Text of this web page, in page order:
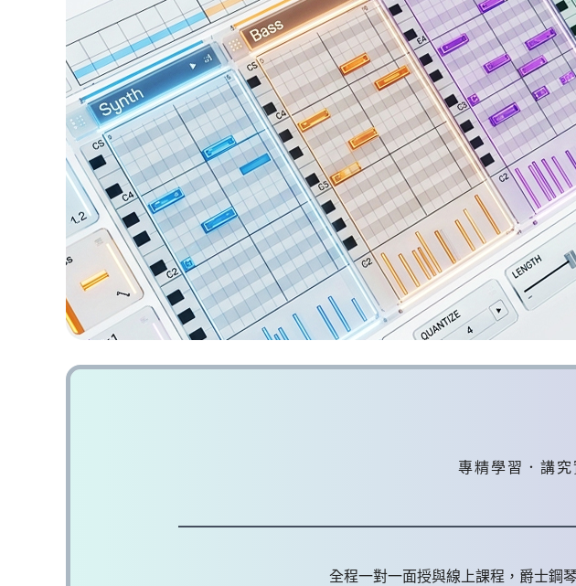
專精學習．講
全程一對一面授與線上課程，爵士鋼